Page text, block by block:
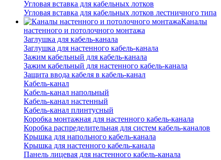
Угловая вставка для кабельных лотков
Угловая вставка для кабельных лотков лестничного типа
Каналы
настенного и потолочного монтажа
Заглушка для кабель-канала
Заглушка для настенного кабель-канала
Зажим кабельный для кабель-канала
Зажим кабельный для настенного кабель-канала
Защита ввода кабеля в кабель-канал
Кабель-канал
Кабель-канал напольный
Кабель-канал настенный
Кабель-канал плинтусный
Коробка монтажная для настенного кабель-канала
Коробка распределительная для систем кабель-каналов
Крышка для напольного кабель-канала
Крышка для настенного кабель-канала
Панель лицевая для настенного кабель-канала